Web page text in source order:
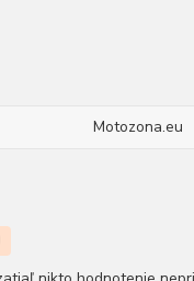
Motozona.eu